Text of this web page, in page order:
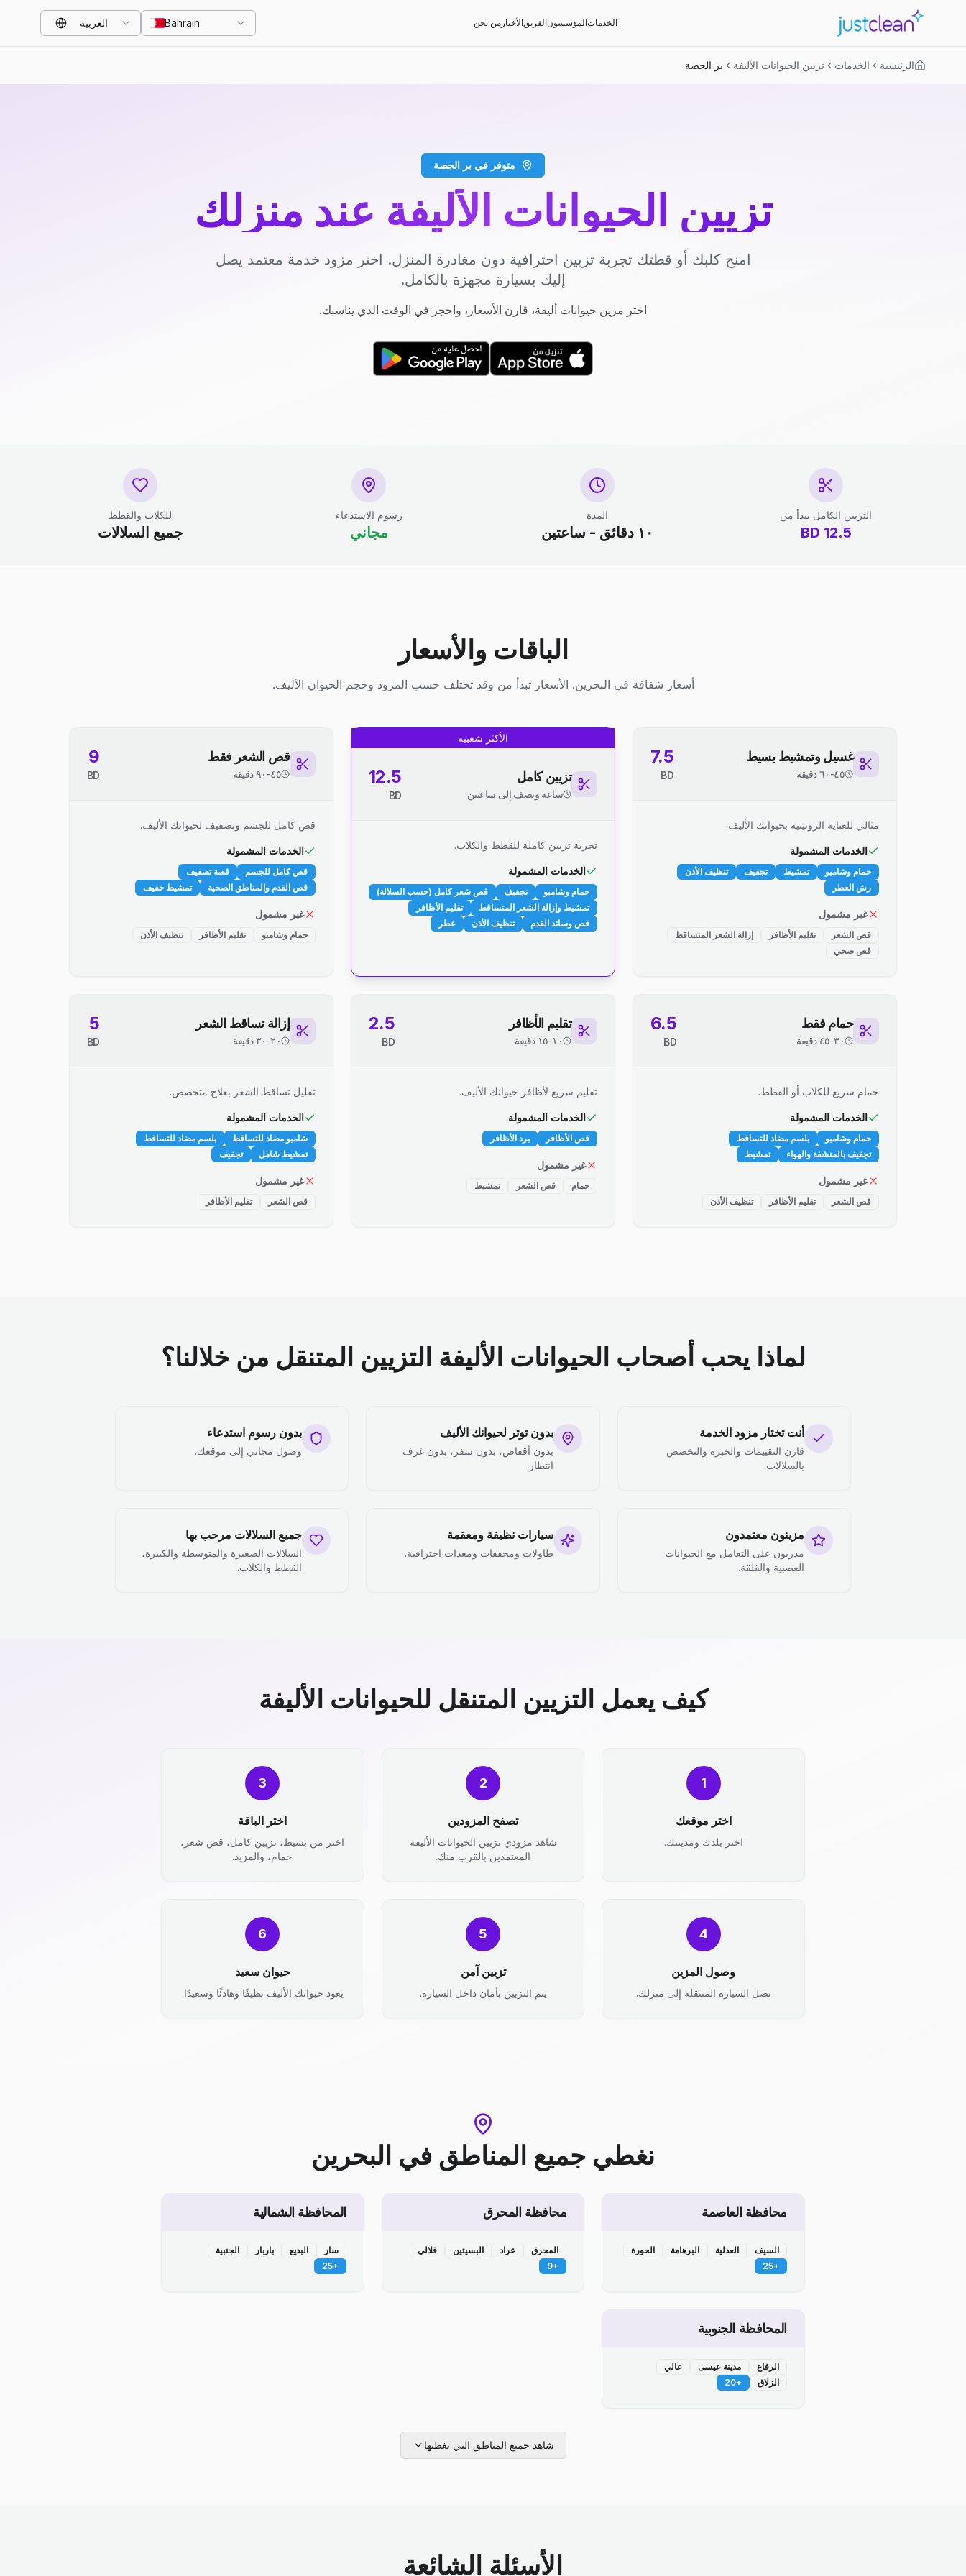
الخدماتالمؤسسونالفريقالأخبار من نحن Bahrain العربية
الرئيسية الخدمات تزيين الحيوانات الأليفة بر الجصة
متوفر في بر الجصة
تزيين الحيوانات الأليفة عند منزلك
امنح كلبك أو قطتك تجربة تزيين احترافية دون مغادرة المنزل. اختر مزود خدمة معتمد يصل
إليك بسيارة مجهزة بالكامل.
اختر مزين حيوانات أليفة، قارن الأسعار، واحجز في الوقت الذي يناسبك.
التزيين الكامل يبدأ من
12.5
BD
المدة
١٠ دقائق - ساعتين
رسوم الاستدعاء
مجاني
للكلاب والقطط
جميع السلالات
الباقات والأسعار
أسعار شفافة في البحرين. الأسعار تبدأ من وقد تختلف حسب المزود وحجم الحيوان الأليف.
غسيل وتمشيط بسيط
٤٥-٦٠ دقيقة
7.5
BD
مثالي للعناية الروتينية بحيوانك الأليف.
الخدمات المشمولة
حمام وشامبو تمشيط تجفيف
تنظيف الأذن
رش العطر
غير مشمول
قص الشعر تقليم الأظافر
إزالة الشعر المتساقط
قص صحي
الأكثر شعبية
تزيين كامل
ساعة ونصف إلى ساعتين
12.5
BD
تجربة تزيين كاملة للقطط والكلاب.
الخدمات المشمولة
حمام وشامبو تجفيف
قص شعر كامل (حسب السلالة)
تمشيط وإزالة الشعر المتساقط
تقليم الأظافر
قص وسائد القدم
تنظيف الأذن عطر
قص الشعر فقط
٤٥-٩٠ دقيقة
9
BD
قص كامل للجسم وتصفيف لحيوانك الأليف.
الخدمات المشمولة
قص كامل للجسم
قصة تصفيف
قص القدم والمناطق الصحية
تمشيط خفيف
غير مشمول
حمام وشامبو تقليم الأظافر تنظيف الأذن
حمام فقط
٣٠-٤٥ دقيقة
6.5
BD
حمام سريع للكلاب أو القطط.
الخدمات المشمولة
حمام وشامبو
بلسم مضاد للتساقط
تجفيف بالمنشفة والهواء
تمشيط
غير مشمول
قص الشعر تقليم الأظافر تنظيف الأذن
تقليم الأظافر
١٠-١٥ دقيقة
2.5
BD
تقليم سريع لأظافر حيوانك الأليف.
الخدمات المشمولة
قص الأظافر برد الأظافر
غير مشمول
حمام قص الشعر تمشيط
إزالة تساقط الشعر
٢٠-٣٠ دقيقة
5
BD
تقليل تساقط الشعر بعلاج متخصص.
الخدمات المشمولة
شامبو مضاد للتساقط
بلسم مضاد للتساقط
تمشيط شامل
تجفيف
غير مشمول
قص الشعر تقليم الأظافر
لماذا يحب أصحاب الحيوانات الأليفة التزيين المتنقل من خلالنا؟
أنت تختار مزود الخدمة
قارن التقييمات والخبرة والتخصص
بالسلالات.
بدون توتر لحيوانك الأليف
بدون أقفاص، بدون سفر، بدون غرف
انتظار.
بدون رسوم استدعاء
وصول مجاني إلى موقعك.
مزينون معتمدون
مدربون على التعامل مع الحيوانات
العصبية والقلقة.
سيارات نظيفة ومعقمة
طاولات ومجففات ومعدات احترافية.
جميع السلالات مرحب بها
السلالات الصغيرة والمتوسطة والكبيرة،
القطط والكلاب.
كيف يعمل التزيين المتنقل للحيوانات الأليفة
1
اختر موقعك
اختر بلدك ومدينتك.
2
تصفح المزودين
شاهد مزودي تزيين الحيوانات الأليفة
المعتمدين بالقرب منك.
3
اختر الباقة
اختر من بسيط، تزيين كامل، قص شعر،
حمام، والمزيد.
4
وصول المزين
تصل السيارة المتنقلة إلى منزلك.
5
تزيين آمن
يتم التزيين بأمان داخل السيارة.
6
حيوان سعيد
يعود حيوانك الأليف نظيفًا وهادئًا وسعيدًا.
نغطي جميع المناطق في البحرين
محافظة العاصمة
السيف العدلية البرهامة
الحورة
+
25
محافظة المحرق
المحرق عراد البسيتين
قلالي
+
9
المحافظة الشمالية
سار البديع باربار
الجنبية
+
25
المحافظة الجنوبية
الرفاع مدينة عيسى
عالي
الزلاق
+
20
شاهد جميع المناطق التي نغطيها
الأسئلة الشائعة